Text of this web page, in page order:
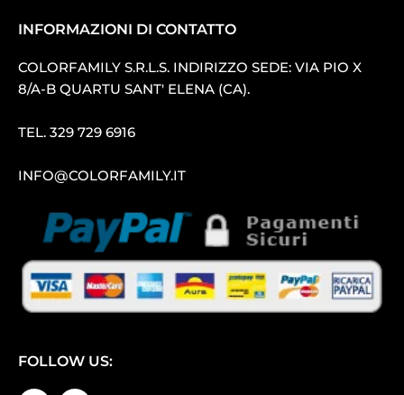
INFORMAZIONI DI CONTATTO
COLORFAMILY S.R.L.S. INDIRIZZO SEDE: VIA PIO X
8/A-B QUARTU SANT′ ELENA (CA).
TEL. 329 729 6916
INFO@COLORFAMILY.IT
FOLLOW US: